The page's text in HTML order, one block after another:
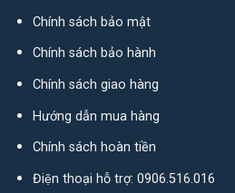
Chính sách bảo mật
Chính sách bảo hành
Chính sách giao hàng
Hướng dẫn mua hàng
Chính sách hoàn tiền
Điện thoại hỗ trợ: 0906.516.016